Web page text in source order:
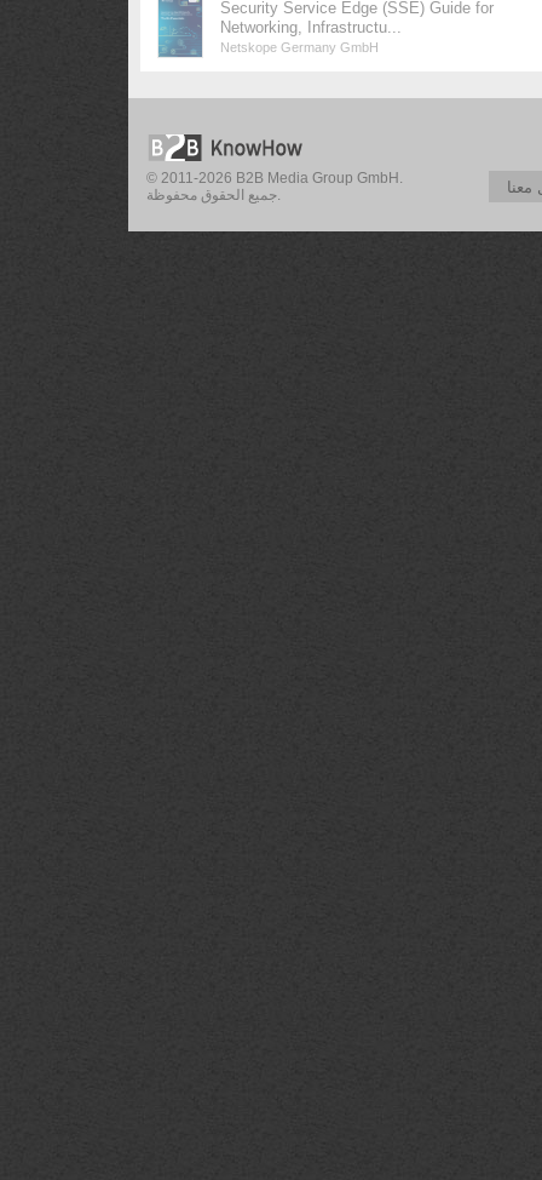
Security Service Edge (SSE) Guide for
Networking, Infrastructu...
Netskope Germany GmbH
© 2011-2026 B2B Media Group GmbH.
جميع الحقوق محفوظة.
معنا